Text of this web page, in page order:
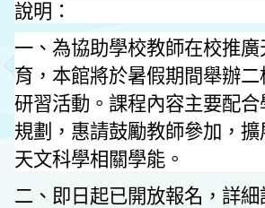
說明：
一、為協助學校教師在校推
育，本館將於暑假期間舉辦
研習活動。課程內容主要配
規劃，惠請鼓勵教師參加，
天文科學相關學能。
二、即日起已開放報名，詳